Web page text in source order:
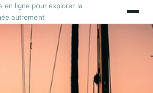
en ligne pour explorer la
autrement